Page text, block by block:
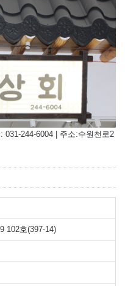
031-244-6004 | 주소:수원천로2
102호(397-14)